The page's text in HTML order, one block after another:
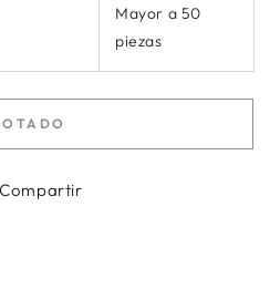
Mayor a 50
piezas
Compartir